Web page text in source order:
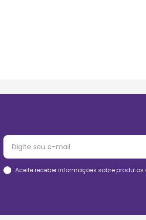
Aceite receber informações sobre